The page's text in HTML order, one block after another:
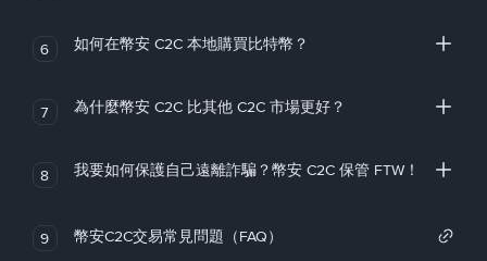
6 如何在幣安 C2C 本地購買比特幣？
7 為什麼幣安 C2C 比其他 C2C 市場更好？
8 我要如何保護自己遠離詐騙？幣安 C2C 保管 FTW！
9 幣安C2C交易常見問題（FAQ）